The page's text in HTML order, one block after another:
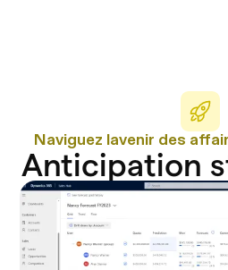
Naviguez lavenir des
Anticipation